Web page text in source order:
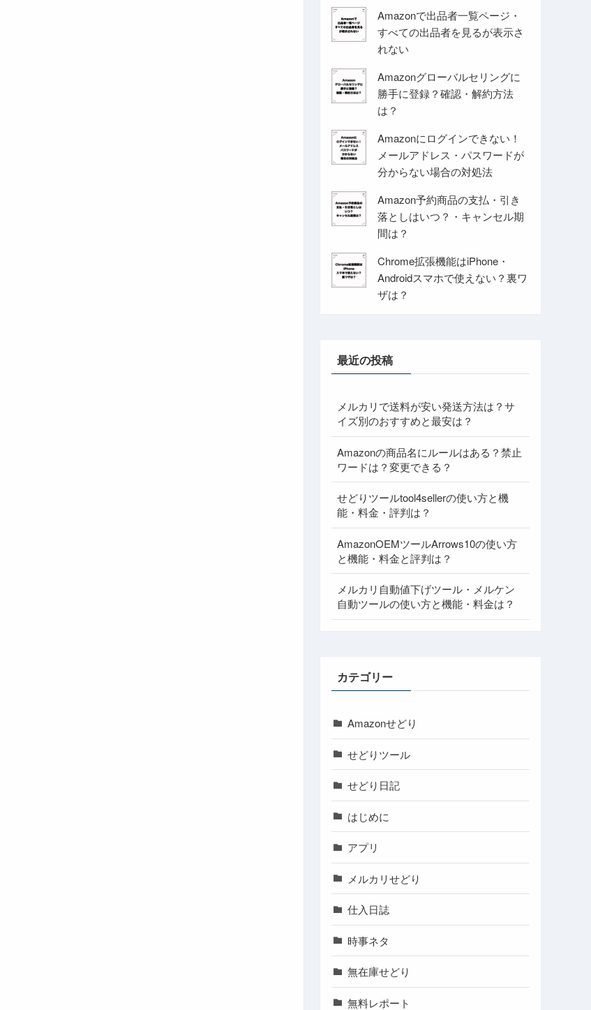
Amazonで出品者一覧ページ・
すべての出品者を見るが表示さ
れない
Amazonグローバルセリングに
勝手に登録？確認・解約方法
は？
Amazonにログインできない！
メールアドレス・パスワードが
分からない場合の対処法
Amazon予約商品の支払・引き
落としはいつ？・キャンセル期
間は？
Chrome拡張機能はiPhone・
Androidスマホで使えない？裏ワ
ザは？
最近の投稿
メルカリで送料が安い発送方法は？サ
イズ別のおすすめと最安は？
Amazonの商品名にルールはある？禁止
ワードは？変更できる？
せどりツールtool4sellerの使い方と機
能・料金・評判は？
AmazonOEMツールArrows10の使い方
と機能・料金と評判は？
メルカリ自動値下げツール・メルケン
自動ツールの使い方と機能・料金は？
カテゴリー
Amazonせどり
せどりツール
せどり日記
はじめに
アプリ
メルカリせどり
仕入日誌
時事ネタ
無在庫せどり
無料レポート